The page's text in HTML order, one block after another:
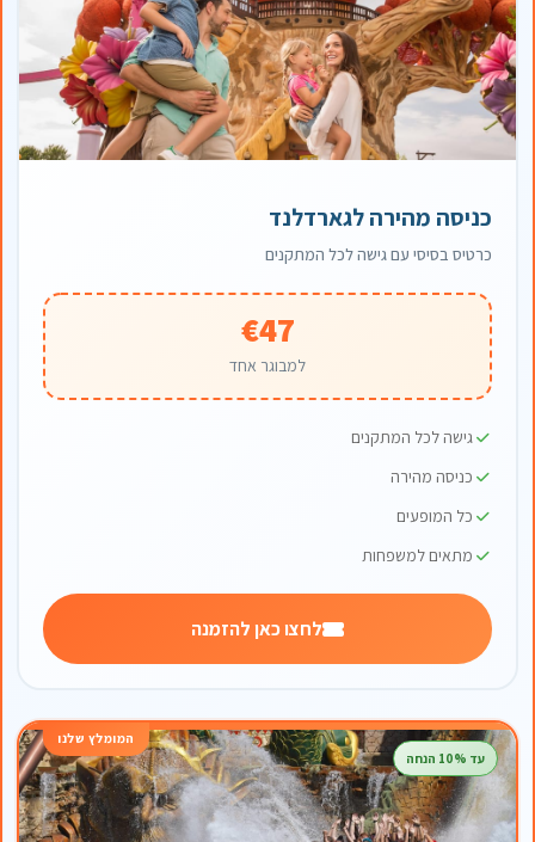
כניסה מהירה לגארדלנד
כרטיס בסיסי עם גישה לכל המתקנים
€47
למבוגר אחד
גישה לכל המתקנים
כניסה מהירה
כל המופעים
מתאים למשפחות
לחצו כאן להזמנה
המומלץ שלנו
עד 10% הנחה